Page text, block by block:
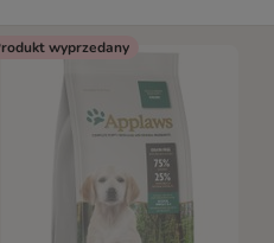
wyprzedany